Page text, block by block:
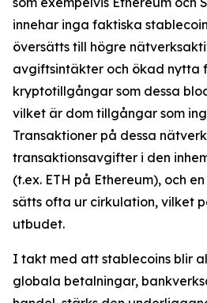
innehar inga faktiska
översätts till högre
avgiftsintäkter och ökad nytta
kryptotillgångar som dessa
vilket är dom tillgångar som
Transaktioner på dessa
transaktionsavgifter i den
(t.ex. ETH på Ethereum), och
sätts ofta ur cirkulation, vilket
utbudet.
I takt med att stablecoins blir
globala betalningar,